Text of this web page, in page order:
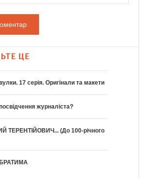
ЦЕ
17 серія. Оригінали та макети
журналіста?
ТЕРЕНТІЙОВИЧ... (До 100-річного